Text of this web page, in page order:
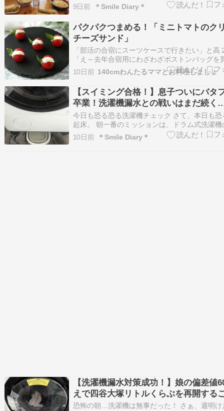
けれど、朝の渋滞を考えるとこちらの方が安心
一方、娘。 今日は9時半からそろばん。 何度起
も起きない…。 「もう時間だよー！」 「起きて
ー！」 全く反応なし（笑） 私も…
9日前 ＊Smile Diary＊
パクパクつまめる！「ミニトマトのク
チーズサンド」
「部活の合宿にスーツケースで行きたい」と高
「え～去年合宿用にわざわざボストンバッグを
のに」「だって～みんなスーツケースだって言
ら」ネットで気に入ったのを見つけてさっそく
リ。 「届いたけど～家にあるスーツケースと
一緒だった。ちゃんと確認したのに...交…
10日前 140cmわんたるママとお料理しましょ
【スイミング合格！】息子ついにバタ
卒業！洗濯機漏水との戦いはまだ続く
今日も恐る恐る洗濯機チェック さて、本日も恐
起床。 朝一番のミッションは、ドラム式洗濯機
です。 恐る恐るランドリールームへ行くと…
床はセーフ！ でも、洗濯機の下に忍ばせてお
10日前 ＊Smile Diary＊
【洗濯機漏水対策成功！】娘の偏差値
えで四谷大塚リトルくらぶを再開する
しました
恐怖の朝…洗濯機は無事だった！ さぁ、週明け